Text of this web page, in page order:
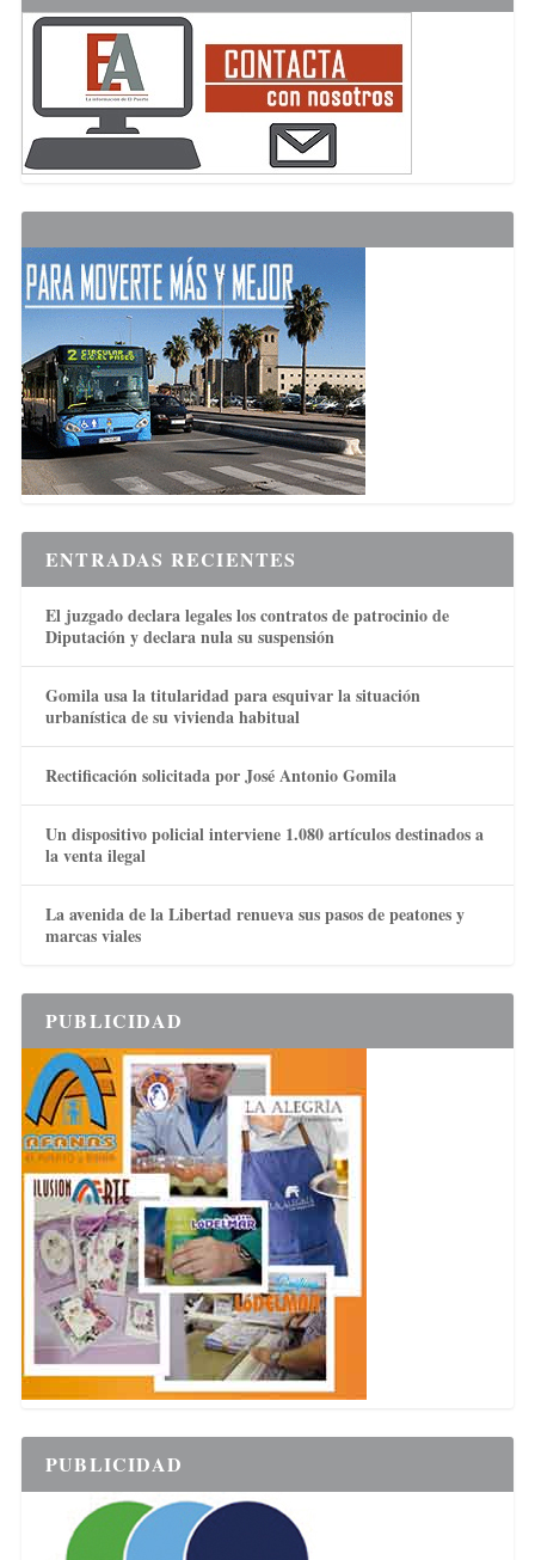
ENTRADAS RECIENTES
El juzgado declara legales los contratos de patrocinio de
Diputación y declara nula su suspensión
Gomila usa la titularidad para esquivar la situación
urbanística de su vivienda habitual
Rectificación solicitada por José Antonio Gomila
Un dispositivo policial interviene 1.080 artículos destinados a
la venta ilegal
La avenida de la Libertad renueva sus pasos de peatones y
marcas viales
PUBLICIDAD
PUBLICIDAD